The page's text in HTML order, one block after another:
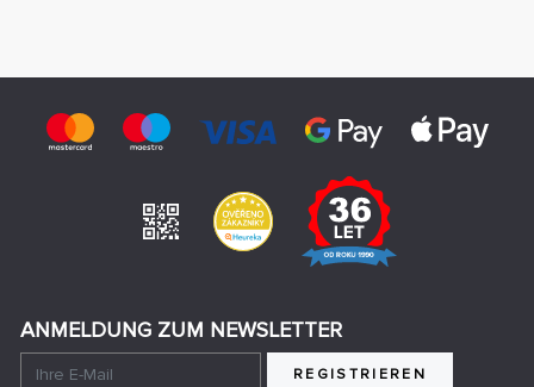
ANMELDUNG ZUM NEWSLETTER
REGISTRIEREN